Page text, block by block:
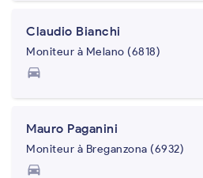
Claudio Bianchi
Moniteur à Melano (6818)
directions_car
Mauro Paganini
Moniteur à Breganzona (6932)
directions_car